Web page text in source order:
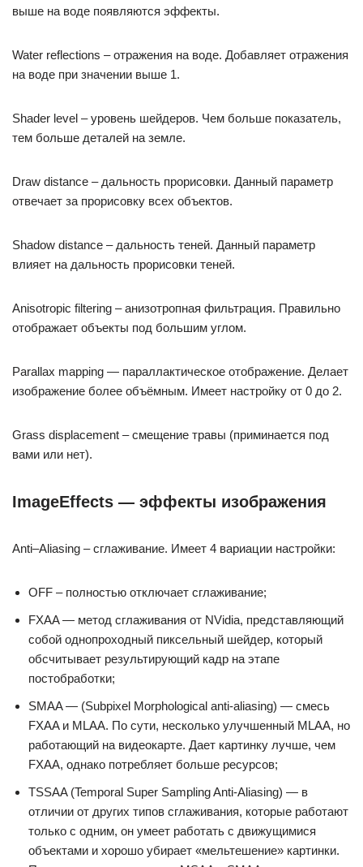
выше на воде появляются эффекты.
Water reflections – отражения на воде. Добавляет отражения
на воде при значении выше 1.
Shader level – уровень шейдеров. Чем больше показатель,
тем больше деталей на земле.
Draw distance – дальность прорисовки. Данный параметр
отвечает за прорисовку всех объектов.
Shadow distance – дальность теней. Данный параметр
влияет на дальность прорисовки теней.
Anisotropic filtering – анизотропная фильтрация. Правильно
отображает объекты под большим углом.
Parallax mapping — параллактическое отображение. Делает
изображение более объёмным. Имеет настройку от 0 до 2.
Grass displacement – смещение травы (приминается под
вами или нет).
ImageEffects — эффекты изображения
Anti–Aliasing – сглаживание. Имеет 4 вариации настройки:
OFF – полностью отключает сглаживание;
FXAA — метод сглаживания от NVidia, представляющий
собой однопроходный пиксельный шейдер, который
обсчитывает результирующий кадр на этапе
постобработки;
SMAA — (Subpixel Morphological anti-aliasing) — смесь
FXAA и MLAA. По сути, несколько улучшенный MLAA, но
работающий на видеокарте. Дает картинку лучше, чем
FXAA, однако потребляет больше ресурсов;
TSSAA (Temporal Super Sampling Anti-Aliasing) — в
отличии от других типов сглаживания, которые работают
только с одним, он умеет работать с движущимися
объектами и хорошо убирает «мельтешение» картинки.